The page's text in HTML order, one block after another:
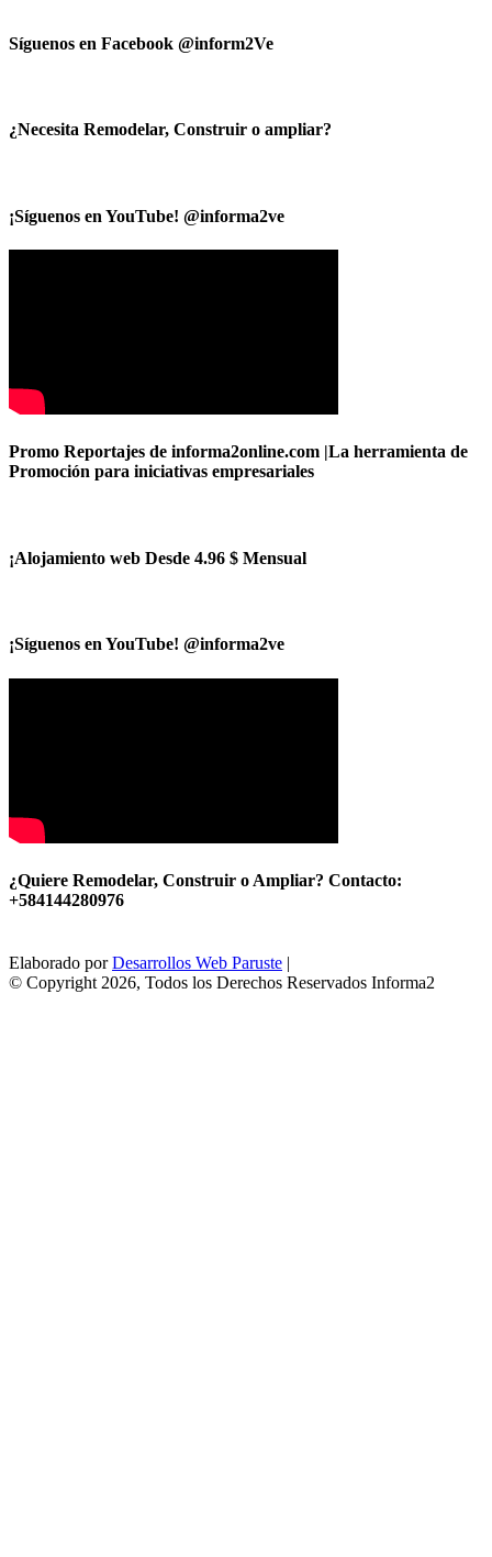
Síguenos en Facebook @inform2Ve
¿Necesita Remodelar, Construir o ampliar?
¡Síguenos en YouTube! @informa2ve
Promo Reportajes de informa2online.com |La herramienta de
Promoción para iniciativas empresariales
¡Alojamiento web Desde 4.96 $ Mensual
¡Síguenos en YouTube! @informa2ve
¿Quiere Remodelar, Construir o Ampliar? Contacto:
+584144280976
Elaborado porDesarrollos Web Paruste |
© Copyright 2026, Todos los Derechos Reservados Informa2